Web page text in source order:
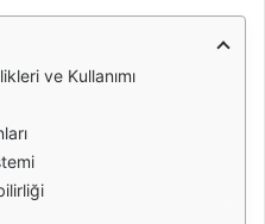
ve Kullanımı